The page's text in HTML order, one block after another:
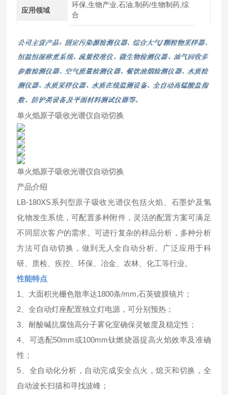
应用领域
环保,生物产业,石油,制药/生物制药,综
合
单火焰原子吸收光谱仪自动切换
单火焰原子吸收光谱仪自动切换
产品介绍
LB-180XS系列型原子吸收光谱仪包括火焰、石墨炉及氢
化物发生系统，可配置多种附件，灵活的配置方案可满足
不同层次客户的需求。可进行复杂的样品分析，多种分析
方法可自动切换，做到无人全自动分析。广泛应用于科
研、质检、疾控、环保、冶金、农林、化工等行业。
性能特点
1、大面积光栅色散率达1800条/mm,石英镀膜镜片；
2、全自动灯座配置独立灯电源，可分别预热；
3、耐酸碱抗腐蚀高分子雾化室确保灵敏度及稳定性；
4、可选配50mm或100mm钛燃烧器提高火焰效率及准确
性；
5、全自动化分析，自动完成安全点火，熄灭和切换，全
自动波长扫描和寻找波峰；